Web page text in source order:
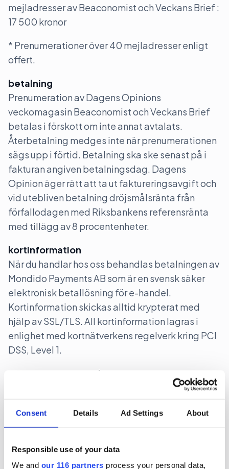
Consent Details Ad Settings About
Responsible use of your data
We and our 116 partners process your personal data,
mejladresser av Beaconomist och Veckans Brief :
17 500 kronor
* Prenumerationer över 40 mejladresser enligt
offert.
betalning
Prenumeration av Dagens Opinions
veckomagasin Beaconomist och Veckans Brief
betalas i förskott om inte annat avtalats.
Återbetalning medges inte när prenumerationen
sägs upp i förtid. Betalning ska ske senast på i
fakturan angiven betalningsdag. Dagens
Opinion äger rätt att ta ut faktureringsavgift och
vid utebliven betalning dröjsmålsränta från
förfallodagen med Riksbankens referensränta
med tillägg av 8 procentenheter.
kortinformation
När du handlar hos oss behandlas betalningen av
Mondido Payments AB som är en svensk säker
elektronisk betallösning för e-handel.
Kortinformation skickas alltid krypterat med
hjälp av SSL/TLS. All kortinformation lagras i
enlighet med kortnätverkens regelverk kring PCI
DSS, Level 1.
personuppgifter och GDPR
Vi behandlar persondata i enlighet med GDPR. I
samband med ditt köp godkänner du att vi lagrar
och hanterar dina personuppgifter. Vi lagrar de
uppgifter som är nödvändiga för att fullfölja
avtalet gentemot dig och för att kunna bedriva